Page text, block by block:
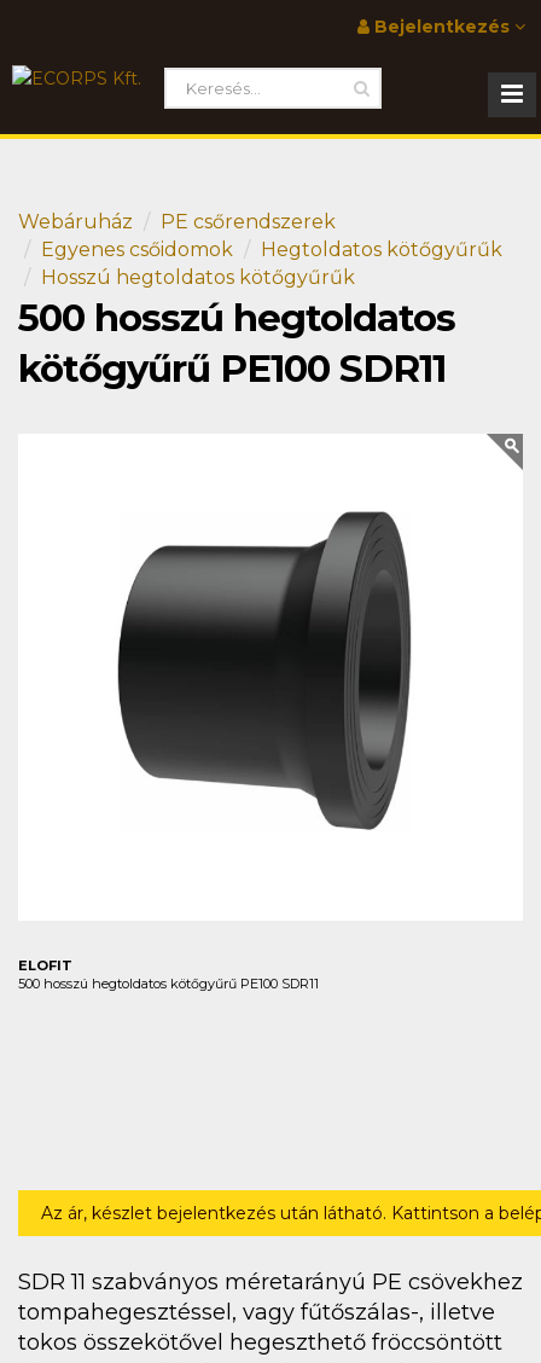
Bejelentkezés
Webáruház
PE csőrendszerek
Egyenes csőidomok
Hegtoldatos kötőgyűrűk
Hosszú hegtoldatos kötőgyűrűk
500 hosszú hegtoldatos
kötőgyűrű PE100 SDR11
ELOFIT
500 hosszú hegtoldatos kötőgyűrű PE100 SDR11
Az ár, készlet bejelentkezés után látható. Kattintson a
SDR 11 szabványos méretarányú PE csövekhez
tompahegesztéssel, vagy fűtőszálas-, illetve
tokos összekötővel hegeszthető fröccsöntött